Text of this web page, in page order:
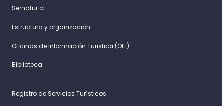
Sernatur.cl
Estructura y organización
Oficinas de Información Turistica (OIT)
Biblioteca
Registro de Servicios Turísticos